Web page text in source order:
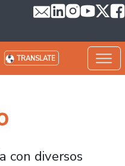
TRANSLATE
con diversos